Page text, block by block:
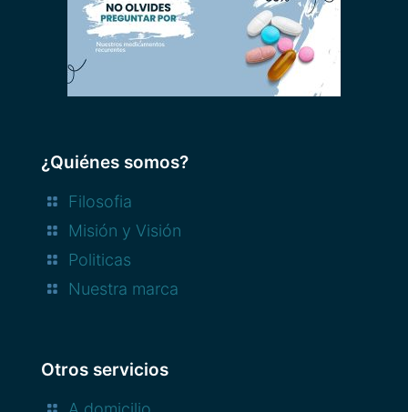
¿Quiénes somos?
Filosofia
Misión y Visión
Politicas
Nuestra marca
Otros servicios